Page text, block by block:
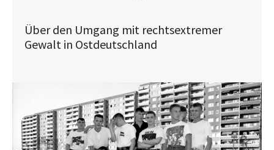
Über den Umgang mit rechtsextremer
Gewalt in Ostdeutschland